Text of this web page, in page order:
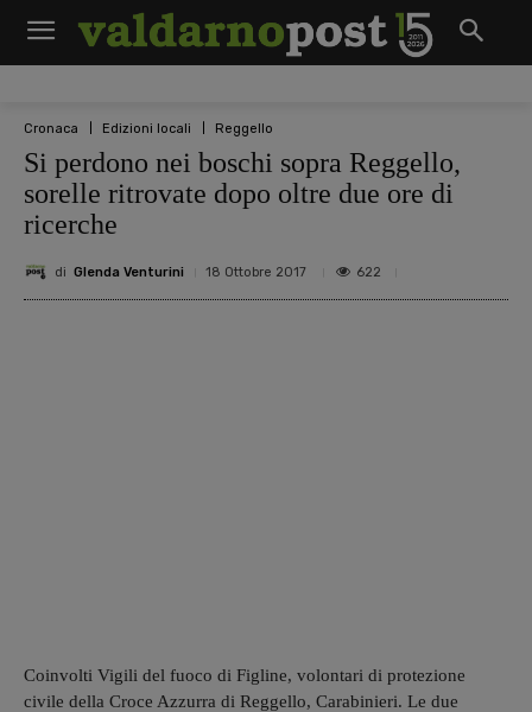
Cronaca Edizioni locali Reggello
Si perdono nei boschi sopra Reggello,
sorelle ritrovate dopo oltre due ore di
ricerche
di Glenda Venturini 18 Ottobre 2017 622
Coinvolti Vigili del fuoco di Figline, volontari di protezione
civile della Croce Azzurra di Reggello, Carabinieri. Le due